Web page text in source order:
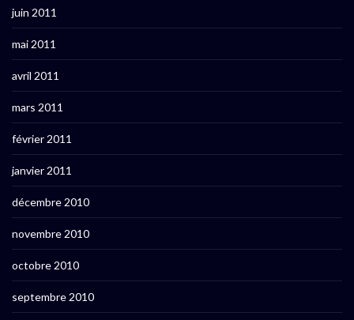
juin 2011
mai 2011
avril 2011
mars 2011
février 2011
janvier 2011
décembre 2010
novembre 2010
octobre 2010
septembre 2010